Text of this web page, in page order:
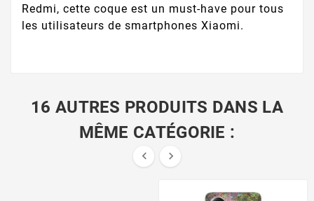
Redmi, cette coque est un must-have pour tous
les utilisateurs de smartphones Xiaomi.
16 AUTRES PRODUITS DANS LA
MÊME CATÉGORIE :
 